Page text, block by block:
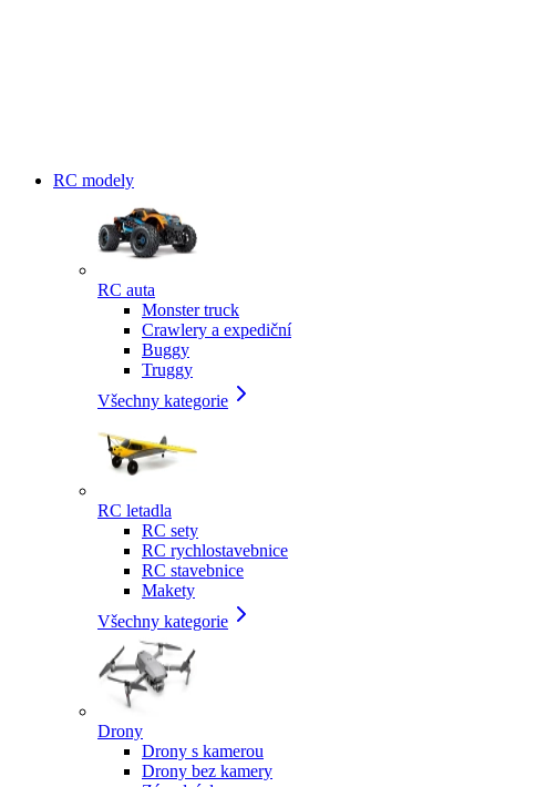
RC modely
RC auta
Monster truck
Crawlery a expediční
Buggy
Truggy
Všechny kategorie
RC letadla
RC sety
RC rychlostavebnice
RC stavebnice
Makety
Všechny kategorie
Drony
Drony s kamerou
Drony bez kamery